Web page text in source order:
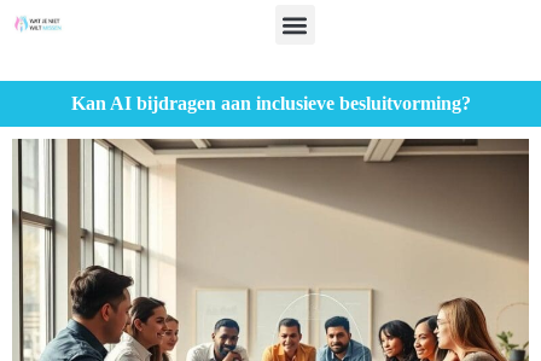
Kan AI bijdragen aan inclusieve besluitvorming?